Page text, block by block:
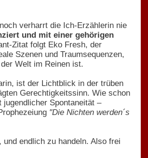
verharrt die Ich-Erzählerin nie
und mit einer gehörigen
Zitat folgt Eko Fresh, der
Szenen und Traumsequenzen,
Welt im Reinen ist.
ist der Lichtblick in der trüben
Gerechtigkeitssinn. Wie schon
Spontaneität –
"Die Nichten werden´s
endlich zu handeln. Also frei